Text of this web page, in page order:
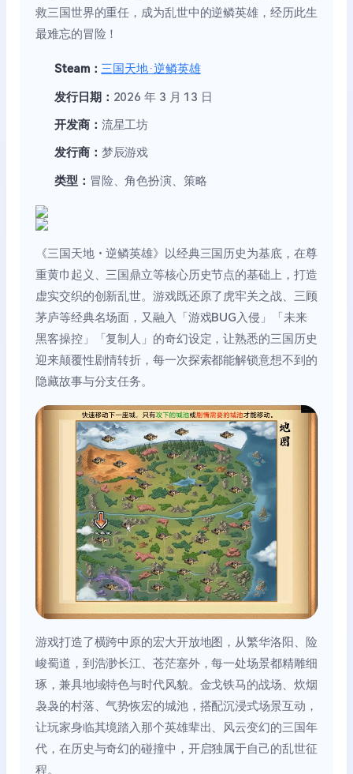
救三国世界的重任，成为乱世中的逆鳞英雄，经历此生
最难忘的冒险！
Steam：三国天地·逆鳞英雄
发行日期： 2026 年 3 月 13 日
开发商： 流星工坊
发行商： 梦辰游戏
类型： 冒险、角色扮演、策略
《三国天地・逆鳞英雄》以经典三国历史为基底，在尊
重黄巾起义、三国鼎立等核心历史节点的基础上，打造
虚实交织的创新乱世。游戏既还原了虎牢关之战、三顾
茅庐等经典名场面，又融入「游戏BUG入侵」「未来
黑客操控」「复制人」的奇幻设定，让熟悉的三国历史
迎来颠覆性剧情转折，每一次探索都能解锁意想不到的
隐藏故事与分支任务。
游戏打造了横跨中原的宏大开放地图，从繁华洛阳、险
峻蜀道，到浩渺长江、苍茫塞外，每一处场景都精雕细
琢，兼具地域特色与时代风貌。金戈铁马的战场、炊烟
袅袅的村落、气势恢宏的城池，搭配沉浸式场景互动，
让玩家身临其境踏入那个英雄辈出、风云变幻的三国年
代，在历史与奇幻的碰撞中，开启独属于自己的乱世征
程。